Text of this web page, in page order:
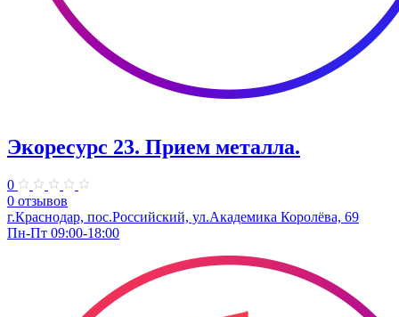
Экоресурс 23. Прием металла.
0
0 отзывов
г.Краснодар, пос.Российский, ул.Академика Королёва, 69
Пн-Пт 09:00-18:00